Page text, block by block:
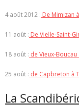
4 août 2012 : De Mimizan
11 août : De Vielle-Saint-
18 août : de Vieux-
25 août : de Capbreton à
La